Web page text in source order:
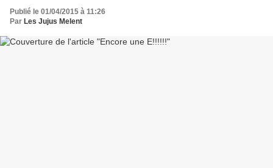
Publié le 01/04/2015 à 11:26
Par Les Jujus Melent